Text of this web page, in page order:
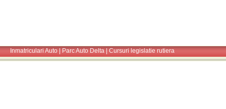
Inmatriculari Auto Parc Auto Delta Cursuri legislatie rutiera